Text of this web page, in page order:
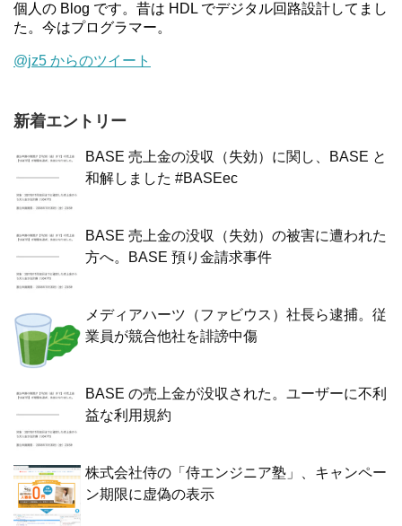
個人の Blog です。昔は HDL でデジタル回路設計してまし
た。今はプログラマー。
@jz5 からのツイート
新着エントリー
BASE 売上金の没収（失効）に関し、BASE と
和解しました #BASEec
BASE 売上金の没収（失効）の被害に遭われた
方へ。BASE 預り金請求事件
メディアハーツ（ファビウス）社長ら逮捕。従
業員が競合他社を誹謗中傷
BASE の売上金が没収された。ユーザーに不利
益な利用規約
株式会社侍の「侍エンジニア塾」、キャンペー
ン期限に虚偽の表示